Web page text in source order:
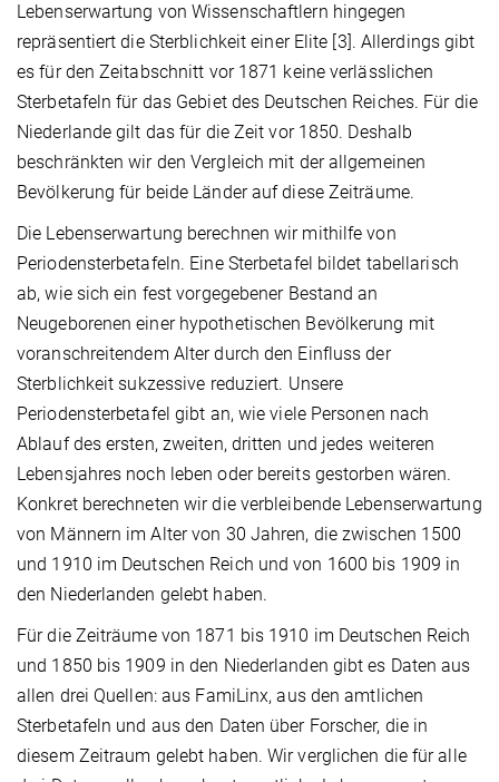
Lebenserwartung von Wissenschaftlern hingegen
repräsentiert die Sterblichkeit einer Elite [3]. Allerdings gibt
es für den Zeitabschnitt vor 1871 keine verlässlichen
Sterbetafeln für das Gebiet des Deutschen Reiches. Für die
Niederlande gilt das für die Zeit vor 1850. Deshalb
beschränkten wir den Vergleich mit der allgemeinen
Bevölkerung für beide Länder auf diese Zeiträume.
Die Lebenserwartung berechnen wir mithilfe von
Periodensterbetafeln. Eine Sterbetafel bildet tabellarisch
ab, wie sich ein fest vorgegebener Bestand an
Neugeborenen einer hypothetischen Bevölkerung mit
voranschreitendem Alter durch den Einfluss der
Sterblichkeit sukzessive reduziert. Unsere
Periodensterbetafel gibt an, wie viele Personen nach
Ablauf des ersten, zweiten, dritten und jedes weiteren
Lebensjahres noch leben oder bereits gestorben wären.
Konkret berechneten wir die verbleibende Lebenserwartung
von Männern im Alter von 30 Jahren, die zwischen 1500
und 1910 im Deutschen Reich und von 1600 bis 1909 in
den Niederlanden gelebt haben.
Für die Zeiträume von 1871 bis 1910 im Deutschen Reich
und 1850 bis 1909 in den Niederlanden gibt es Daten aus
allen drei Quellen: aus FamiLinx, aus den amtlichen
Sterbetafeln und aus den Daten über Forscher, die in
diesem Zeitraum gelebt haben. Wir verglichen die für alle